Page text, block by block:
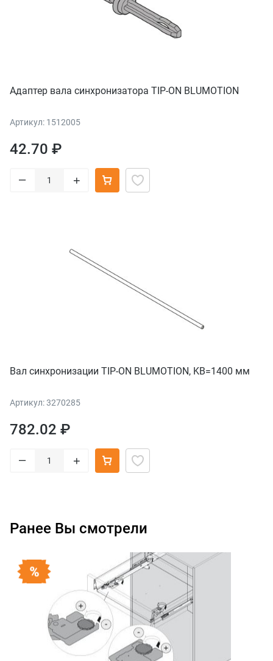
Адаптер вала синхронизатора TIP-ON BLUMOTION
Артикул: 1512005
42.70 ₽
– +
Вал синхронизации TIP-ON BLUMOTION, KB=1400 мм
Артикул: 3270285
782.02 ₽
– +
Ранее Вы смотрели